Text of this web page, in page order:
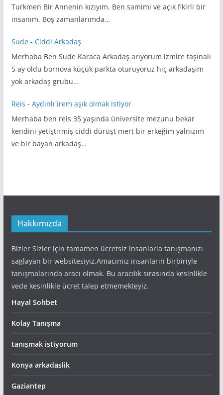
Turkmen Bir Annenin kızıyım. Ben samimi ve açık fikirli bir
insanım. Boş zamanlarımda…
Sude- Ciddi Arkadaş
Merhaba Ben Sude Karaca Arkadaş arıyorum izmire taşınalı
5 ay oldu bornova küçük parkta oturuyoruz hiç arkadaşım
yok arkadaş grubu…
Reis - Aydınlı irem aşık olmak istiyor
Merhaba ben reis 35 yaşında üniversite mezunu bekar
kendini yetiştirmiş ciddi dürüşt mert bir erkeğim yalnızım
ve bir bayan arkadaş…
Hakkımızda
Bizler Sizler için tamamen ücretsiz insanlarla tanışmanızı
saglayan bir websitesiyiz.Amacımız insanların birbiriyle
tanışmalarında aracı olmak. Bu aracılık sırasında kesinlikle
vede kesinlikle ücret talep etmemekteyiz.
Hayal Sohbet
Kolay Tanışma
tanışmak istiyorum
Konya arkadaslik
Gaziantep